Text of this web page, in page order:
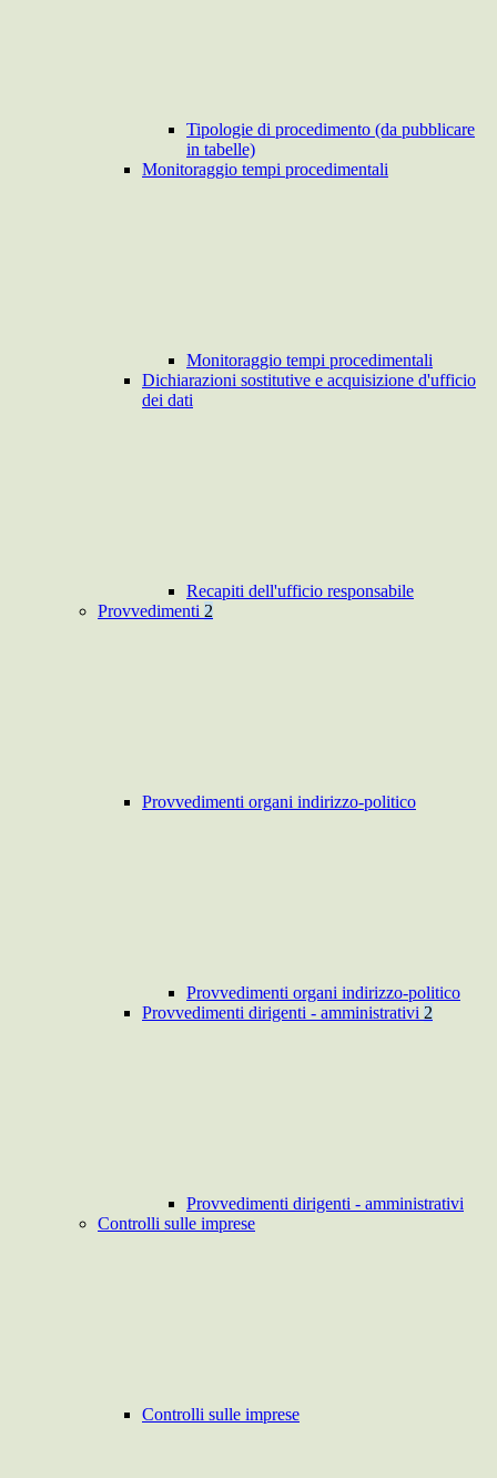
Tipologie di procedimento (da pubblicare
in tabelle)
Monitoraggio tempi procedimentali
Monitoraggio tempi procedimentali
Dichiarazioni sostitutive e acquisizione d'ufficio
dei dati
Recapiti dell'ufficio responsabile
Provvedimenti 2
Provvedimenti organi indirizzo-politico
Provvedimenti organi indirizzo-politico
Provvedimenti dirigenti - amministrativi 2
Provvedimenti dirigenti - amministrativi
Controlli sulle imprese
Controlli sulle imprese